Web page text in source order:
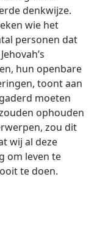
denkwijze.
wie het
personen dat
hun openbare
toont aan
moeten
ophouden
zou dit
wij al deze
om leven te
te doen.